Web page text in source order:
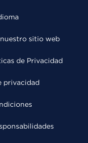
sitio web
de Privacidad
privacidad